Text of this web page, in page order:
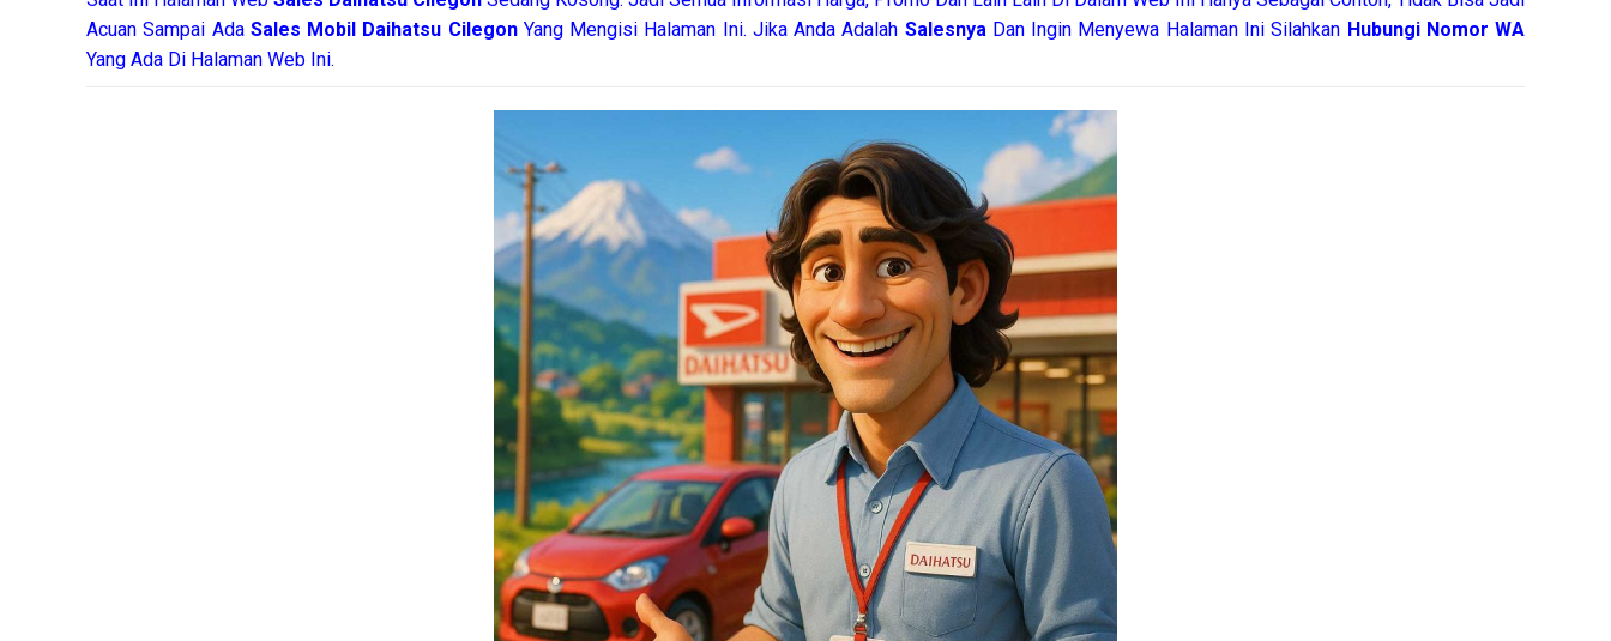
Acuan Sampai Ada Sales Mobil Daihatsu Cilegon Yang Mengisi Halaman Ini. Jika Anda Adalah SalesnyaDan Ingin Menyewa Halaman Ini Silahkan Hubungi Nomor WA
Yang Ada Di Halaman Web Ini.